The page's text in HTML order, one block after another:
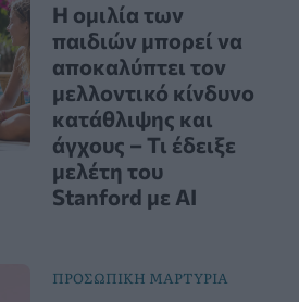
Η ομιλία των
παιδιών μπορεί να
αποκαλύπτει τον
μελλοντικό κίνδυνο
κατάθλιψης και
άγχους – Τι έδειξε
μελέτη του
Stanford με AI
ΠΡΟΣΩΠΙΚΗ ΜΑΡΤΥΡΙΑ